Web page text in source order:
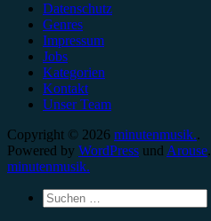
Datenschutz
Genres
Impressum
Jobs
Kategorien
Kontakt
Unser Team
Copyright © 2026 minutenmusik..
Powered by WordPress und Arouse.
minutenmusik.
Suchen
nach: